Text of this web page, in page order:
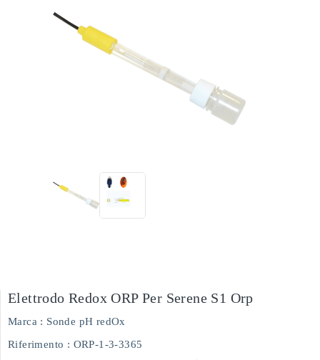
Elettrodo Redox ORP Per Serene S1 Orp
Marca : Sonde pH redOx
Riferimento : ORP-1-3-3365